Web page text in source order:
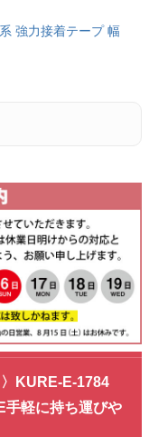
強力接着テープ 幅
KURE-E-1784
軽に持ち運びや